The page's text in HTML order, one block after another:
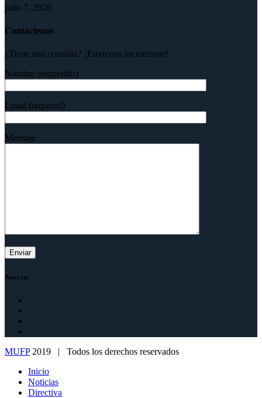
julio 7, 2026
Contáctenos
¿Tiene una consulta? ¡Envíenos un mensaje!
Nombre (requerido)
Email (required)
Mensaje
Apoyan:
MUFP2019 | Todos los derechos reservados
Inicio
Noticias
Directiva